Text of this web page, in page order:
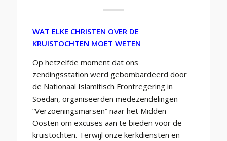
WAT ELKE CHRISTEN OVER DE
KRUISTOCHTEN MOET WETEN
Op hetzelfde moment dat ons
zendingsstation werd gebombardeerd door
de Nationaal Islamitisch Frontregering in
Soedan, organiseerden medezendelingen
“Verzoeningsmarsen” naar het Midden-
Oosten om excuses aan te bieden voor de
kruistochten. Terwijl onze kerkdiensten en